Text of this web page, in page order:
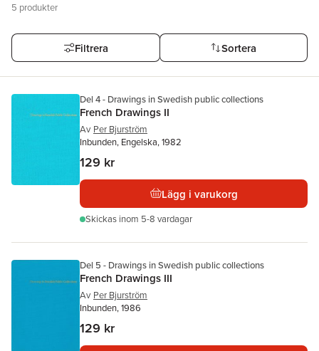
5 produkter
Filtrera Sortera
Del 4 - Drawings in Swedish public collections
French Drawings II
Av Per Bjurström
Inbunden, Engelska, 1982
129 kr
Lägg i varukorg
Skickas inom 5-8 vardagar
Del 5 - Drawings in Swedish public collections
French Drawings III
Av Per Bjurström
Inbunden, 1986
129 kr